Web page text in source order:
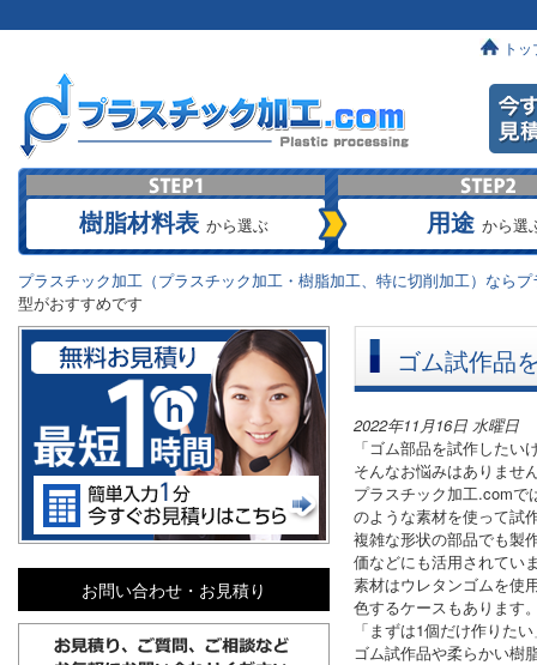
トッ
樹脂材料表 から選ぶ 用途 から選
プラスチック加工（プラスチック加工・樹脂加工、特に切削加工）なら
型がおすすめです
ゴム試作品
2022年11月16日 水曜日
「ゴム部品を試作した
そんなお悩みはありませ
プラスチック加工.comで
のような素材を使って試
複雑な形状の部品でも製
価などにも活用されてい
素材はウレタンゴムを使
色するケースもあります
「まずは1個だけ作りた
ゴム試作品や柔らかい樹
お問い合わせ・お見積り